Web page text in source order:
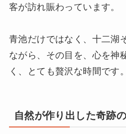
客が訪れ賑わっています。
青池だけではなく、十二湖
ながら、その目を、心を神
く、とても贅沢な時間です。
自然が作り出した奇跡